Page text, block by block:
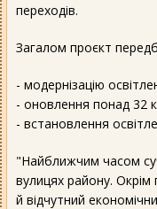
переходів.
Загалом проєкт
- модернізацію
- оновлення понад 32
- встановлення
"Найближчим часом
вулицях району.
й відчутний